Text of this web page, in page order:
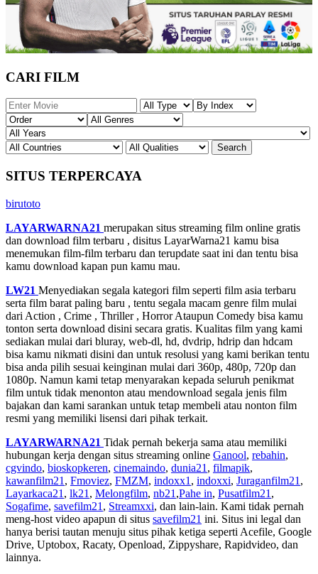
CARI FILM
SITUS TERPERCAYA
birutoto
LAYARWARNA21 merupakan situs streaming film online gratis
dan download film terbaru , disitus LayarWarna21 kamu bisa
menemukan film-film terbaru dan terupdate saat ini dan tentu bisa
kamu download kapan pun kamu mau.
LW21 Menyediakan segala kategori film seperti film asia terbaru
serta film barat paling baru , tentu segala macam genre film mulai
dari Action , Crime , Thriller , Horror Ataupun Comedy bisa kamu
tonton serta download disini secara gratis. Kualitas film yang kami
sediakan mulai dari bluray, web-dl, hd, dvdrip, hdrip dan hdcam
bisa kamu nikmati disini dan untuk resolusi yang kami berikan tentu
bisa anda pilih sesuai keinginan mulai dari 360p, 480p, 720p dan
1080p. Namun kami tetap menyarakan kepada seluruh penikmat
film untuk tidak menonton atau mendownload segala jenis film
bajakan dan kami sarankan untuk tetap membeli atau nonton film
resmi yang memiliki lisensi dari pihak terkait.
LAYARWARNA21 Tidak pernah bekerja sama atau memiliki
hubungan kerja dengan situs streaming online Ganool, rebahin,
cgvindo, bioskopkeren, cinemaindo, dunia21 , filmapik,
kawanfilm21 , Fmoviez, FMZM, indoxx1 , indoxxi, Juraganfilm21 ,
Layarkaca21 , lk21 , Melongfilm, nb21 ,Pahe in, Pusatfilm21 ,
Sogafime, savefilm21 , Streamxxi, dan lain-lain. Kami tidak pernah
meng-host video apapun di situs savefilm21 ini. Situs ini legal dan
hanya berisi tautan menuju situs pihak ketiga seperti Acefile, Google
Drive, Uptobox, Racaty, Openload, Zippyshare, Rapidvideo, dan
lainnya.